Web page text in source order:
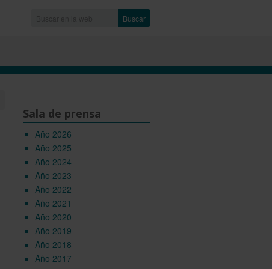
Buscar
Sala de prensa
Año 2026
Año 2025
Año 2024
Año 2023
Año 2022
Año 2021
Año 2020
Año 2019
Año 2018
Año 2017